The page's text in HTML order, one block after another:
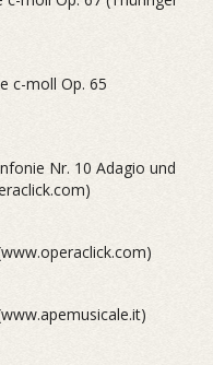
c-moll Op. 65
Nr. 10 Adagio und